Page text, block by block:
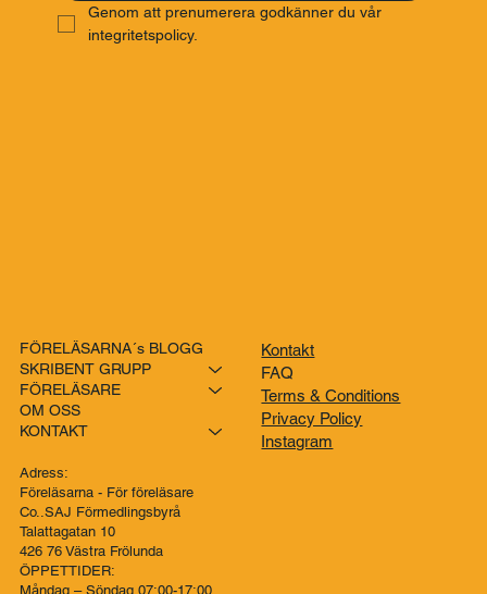
Genom att prenumerera godkänner du vår
integritetspolicy.
FÖRELÄSARNA´s BLOGG
SKRIBENT GRUPP
FÖRELÄSARE
OM OSS
KONTAKT
Adress:
Föreläsarna - För föreläsare
Co..SAJ Förmedlingsbyrå
Talattagatan 10
426 76 Västra Frölunda
ÖPPETTIDER:
Måndag – Söndag 07:00-17:00
Kontakt
FAQ
Terms & Conditions
Privacy Policy
Instagram